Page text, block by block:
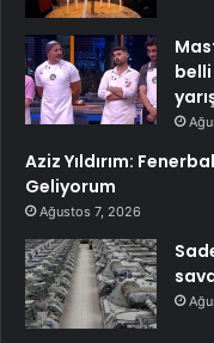
Aziz Yıldırım:
Geliyorum
Ağustos 7, 2026